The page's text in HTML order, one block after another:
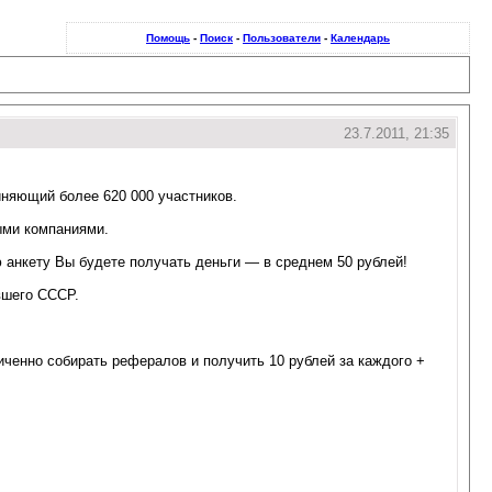
Помощь - Поиск - Пользователи - Календарь
23.7.2011, 21:35
более 620 000 участников.
компаниями.
Вы будете получать деньги — в среднем 50 рублей!
СССР.
собирать рефералов и получить 10 рублей за каждого +